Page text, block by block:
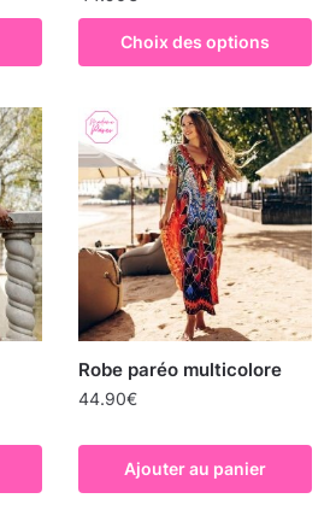
Choix des options
Robe paréo multicolore
44.90€
Ajouter au panier